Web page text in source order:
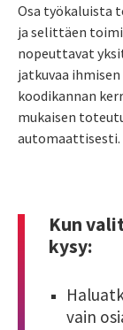
Osa työkaluista
ja selittäen
nopeuttavat
jatkuvaa
koodikannan
mukaisen
automaattisesti.
Kun
kysy:
vain